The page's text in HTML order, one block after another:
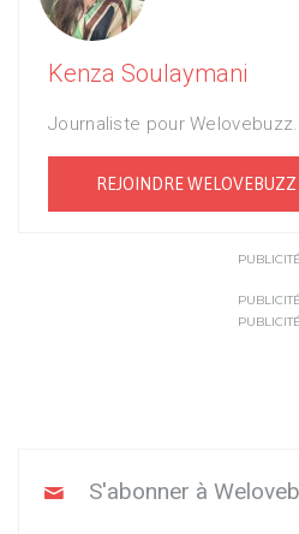
Kenza Soulaymani
Journaliste pour Welovebuzz.
REJOINDRE WELOVEBUZZ
PUBLICITÉ
PUBLICITÉ
PUBLICITÉ
S'abonner à